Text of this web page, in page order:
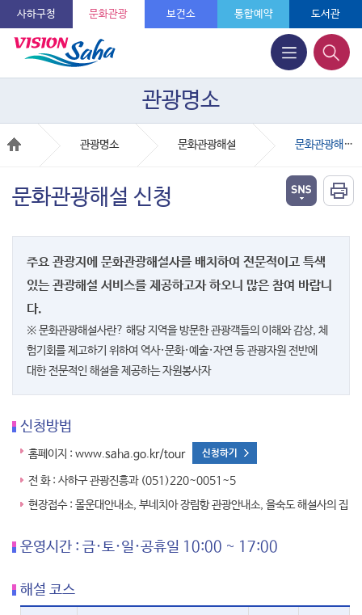
사하구청 문화관광 보건소 통합예약 도서관
관광명소
관광명소 문화관광해설 문화관광해설 신청
문화관광해설 신청
주요 관광지에 문화관광해설사를 배치하여 전문적이고 특색
있는 관광해설 서비스를 제공하고자 하오니 많은 참여 바랍니
다.
※ 문화관광해설사란? 해당 지역을 방문한 관광객들의 이해와 감상, 체
험기회를 제고하기 위하여 역사·문화·예술·자연 등 관광자원 전반에
대한 전문적인 해설을 제공하는 자원봉사자
신청방법
홈페이지 : www.saha.go.kr/tour 신청하기
전 화 : 사하구 관광진흥과 (051)220~0051~5
현장접수 : 몰운대안내소, 부네치아 장림항 관광안내소, 을숙도 해설사의 집
운영시간 : 금·토·일·공휴일 10:00 ~ 17:00
해설 코스